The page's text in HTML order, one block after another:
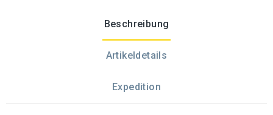
Beschreibung
Artikeldetails
Expedition